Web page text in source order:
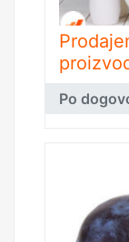
Po